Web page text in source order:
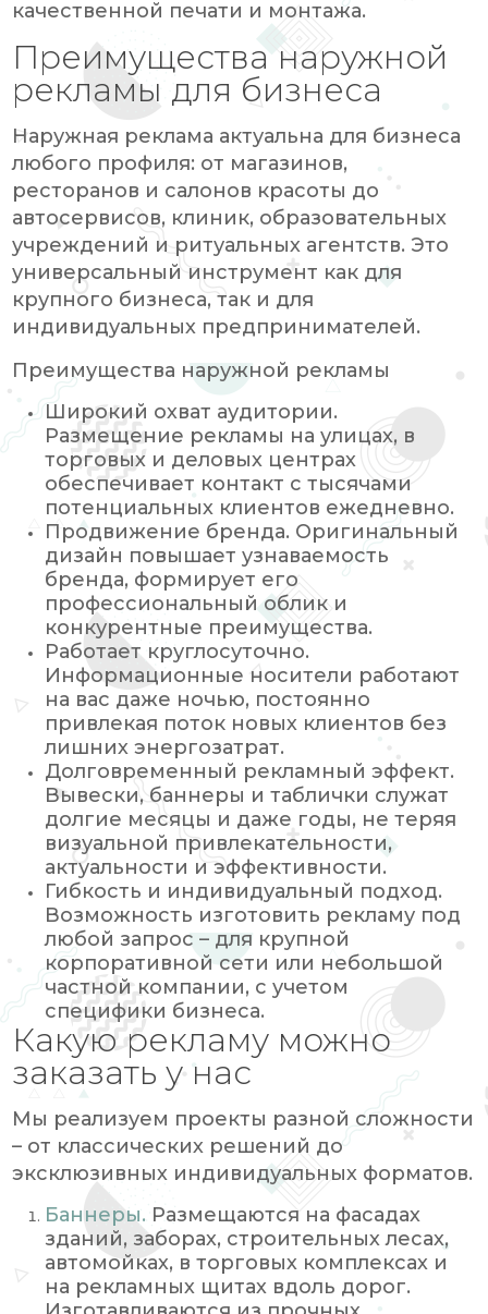
качественной печати и монтажа.
Преимущества наружной
рекламы для бизнеса
Наружная реклама актуальна для бизнеса
любого профиля: от магазинов,
ресторанов и салонов красоты до
автосервисов, клиник, образовательных
учреждений и ритуальных агентств. Это
универсальный инструмент как для
крупного бизнеса, так и для
индивидуальных предпринимателей.
Преимущества наружной рекламы
Широкий охват аудитории.
Размещение рекламы на улицах, в
торговых и деловых центрах
обеспечивает контакт с тысячами
потенциальных клиентов ежедневно.
Продвижение бренда. Оригинальный
дизайн повышает узнаваемость
бренда, формирует его
профессиональный облик и
конкурентные преимущества.
Работает круглосуточно.
Информационные носители работают
на вас даже ночью, постоянно
привлекая поток новых клиентов без
лишних энергозатрат.
Долговременный рекламный эффект.
Вывески, баннеры и таблички служат
долгие месяцы и даже годы, не теряя
визуальной привлекательности,
актуальности и эффективности.
Гибкость и индивидуальный подход.
Возможность изготовить рекламу под
любой запрос – для крупной
корпоративной сети или небольшой
частной компании, с учетом
специфики бизнеса.
Какую рекламу можно
заказать у нас
Мы реализуем проекты разной сложности
– от классических решений до
эксклюзивных индивидуальных форматов.
Баннеры. Размещаются на фасадах
зданий, заборах, строительных лесах,
автомойках, в торговых комплексах и
на рекламных щитах вдоль дорог.